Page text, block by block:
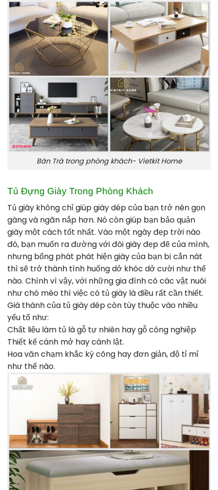
Bàn Trà trong phòng khách- Vietkit Home
Tủ Đựng Giày Trong Phòng Khách
Tủ giày không chỉ giúp giày dép của bạn trở nên gọn
gàng và ngăn nắp hơn. Nó còn giúp bạn bảo quản
giày một cách tốt nhất. Vào một ngày đẹp trời nào
đó, bạn muốn ra đường với đôi giày đẹp đẽ của mình,
nhưng bổng phát phát hiện giày của bạn bị cắn nát
thì sẽ trở thành tình huống dở khóc dở cười như thế
nào. Chính vì vậy, với những gia đình có các vật nuôi
như chó mèo thì việc có tủ giày là điều rất cần thiết.
Giá thành của tủ giày dép còn tùy thuộc vào nhiều
yếu tố như:
Chất liệu làm tủ là gỗ tự nhiên hay gỗ công nghiệp
Thiết kế cánh mở hay cánh lật.
Hoa văn chạm khắc kỳ công hay đơn giản, độ tỉ mỉ
như thế nào.